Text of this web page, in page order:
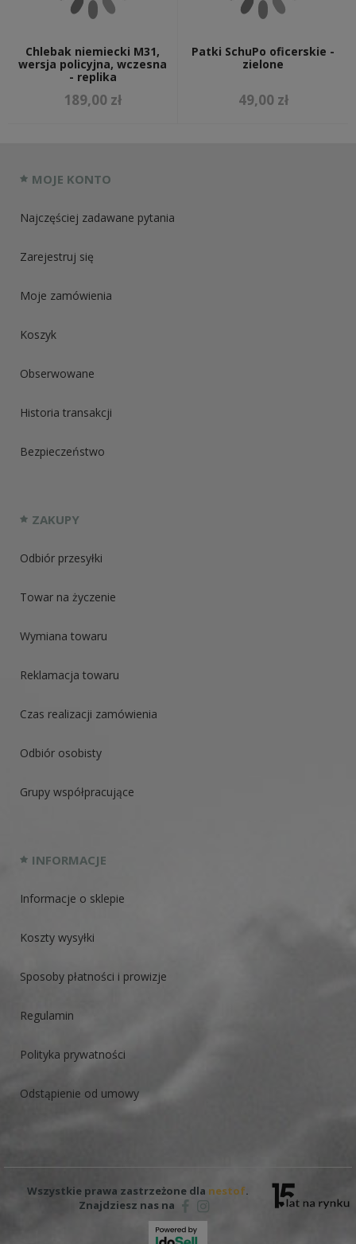
Chlebak niemiecki M31,
wersja policyjna, wczesna
- replika
189,00 zł
Patki SchuPo oficerskie -
zielone
49,00 zł
MOJE KONTO
Najczęściej zadawane pytania
Zarejestruj się
Moje zamówienia
Koszyk
Obserwowane
Historia transakcji
Bezpieczeństwo
ZAKUPY
Odbiór przesyłki
Towar na życzenie
Wymiana towaru
Reklamacja towaru
Czas realizacji zamówienia
Odbiór osobisty
Grupy współpracujące
INFORMACJE
Informacje o sklepie
Koszty wysyłki
Sposoby płatności i prowizje
Regulamin
Polityka prywatności
Odstąpienie od umowy
Wszystkie prawa zastrzeżone dla nestof.
Znajdziesz nas na